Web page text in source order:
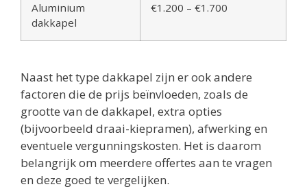
Aluminium
dakkapel
€1.200 – €1.700
Naast het type dakkapel zijn er ook andere
factoren die de prijs beïnvloeden, zoals de
grootte van de dakkapel, extra opties
(bijvoorbeeld draai-kiepramen), afwerking en
eventuele vergunningskosten. Het is daarom
belangrijk om meerdere offertes aan te vragen
en deze goed te vergelijken.